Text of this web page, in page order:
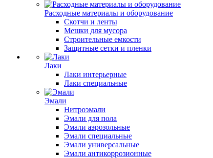
Расходные материалы и оборудование
Скотчи и ленты
Мешки для мусора
Строительные емкости
Защитные сетки и пленки
Лаки
Лаки интерьерные
Лаки специальные
Эмали
Нитроэмали
Эмали для пола
Эмали аэрозольные
Эмали специальные
Эмали универсальные
Эмали антикоррозионные